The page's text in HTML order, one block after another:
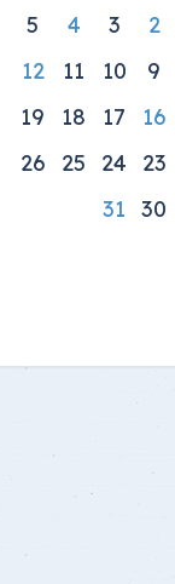
2
3
4
5
9
10
11
12
16
17
18
19
23
24
25
26
30
31